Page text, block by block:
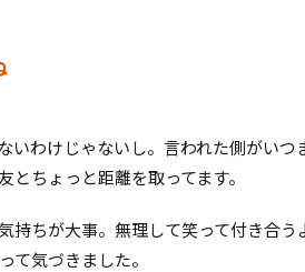
いわけじゃないし。言われた側がいつ
ちょっと距離を取ってます。
持ちが大事。無理して笑って付き合う
て気づきました。